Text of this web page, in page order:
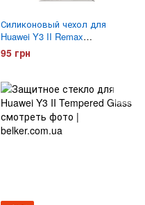
Силиконовый чехол для
Huawei Y3 II Remax
незаметный Черный
95 грн